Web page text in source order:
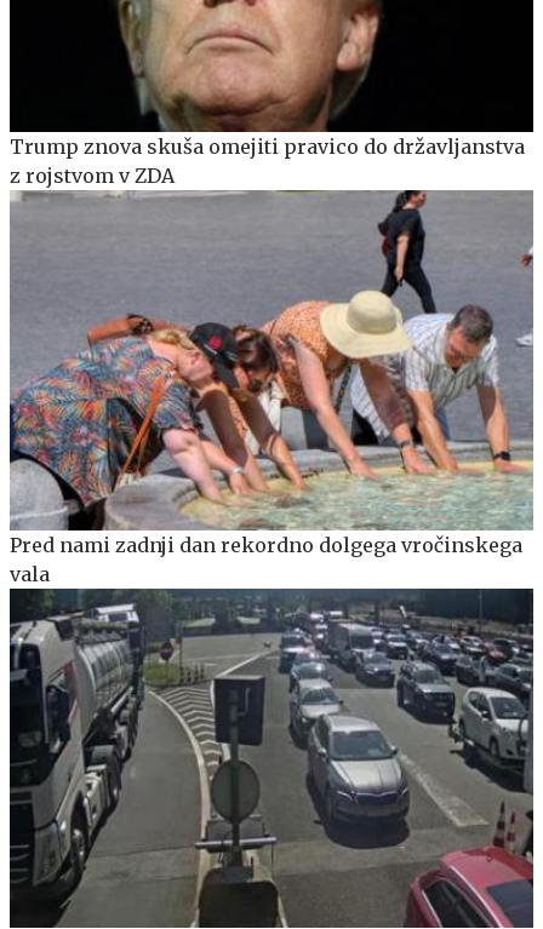
Trump znova skuša omejiti pravico do državljanstva
z rojstvom v ZDA
Pred nami zadnji dan rekordno dolgega vročinskega
vala